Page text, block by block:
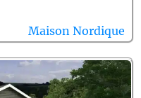
Maison Nordique